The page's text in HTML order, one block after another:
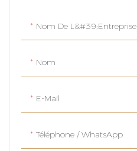
Nom De L&#39;entreprise
Nom
E-Mail
Téléphone / WhatsApp